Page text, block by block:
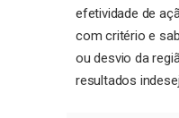
efetividade de
com critério e
ou desvio da
resultados